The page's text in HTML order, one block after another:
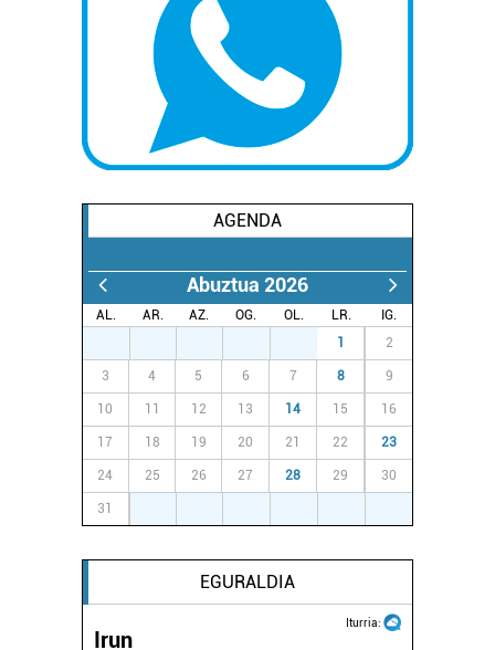
buruzko informazio gehiago eta ezarri zure lehentasunak
datuen atalean. Edozein unetan alda edo ken dezakezu
zure baimena Cookieen adierazpenean.
Webgune honek cookie propioak eta hirugarrenen cookie-
fitxategiak erabiltzen ditu. Zure esperientzia eta
zerbitzuak hobetzeko asmoz, cookie teknologiaz
erabiltzeko baimen esplizitua ematen diguzu.
AGENDA
Abuztua 2026
AL. AR. AZ. OG. OL. LR.
IG.
1 2
3 4 5 6 7 8 9
10 11 12 13 14 15 16
17 18 19 20 21 22 23
24 25 26 27 28 29 30
31
EGURALDIA
Iturria:
Irun